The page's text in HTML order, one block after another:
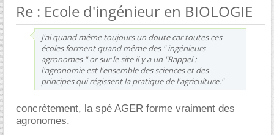
Re : Ecole d'ingénieur en BIOLOGIE
J'ai quand même toujours un doute car toutes ces
écoles forment quand même des " ingénieurs
agronomes " or sur le site il y a un "Rappel :
l'agronomie est l'ensemble des sciences et des
principes qui régissent la pratique de l'agriculture."
concrètement, la spé AGER forme vraiment des
agronomes.